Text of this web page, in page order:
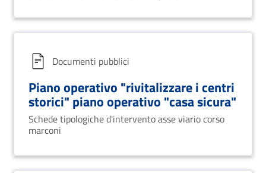
Documenti pubblici
Piano operativo "rivitalizzare i centri
storici" piano operativo "casa sicura"
Schede tipologiche d'intervento asse viario corso
marconi